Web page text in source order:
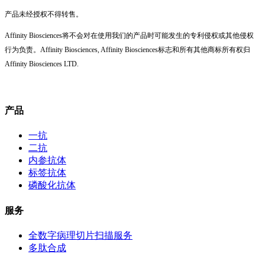
产品未经授权不得转售。
Affinity Biosciences将不会对在使用我们的产品时可能发生的专利侵权或其他侵权
行为负责。Affinity Biosciences, Affinity Biosciences标志和所有其他商标所有权归
Affinity Biosciences LTD.
产品
一抗
二抗
内参抗体
标签抗体
磷酸化抗体
服务
全数字病理切片扫描服务
多肽合成